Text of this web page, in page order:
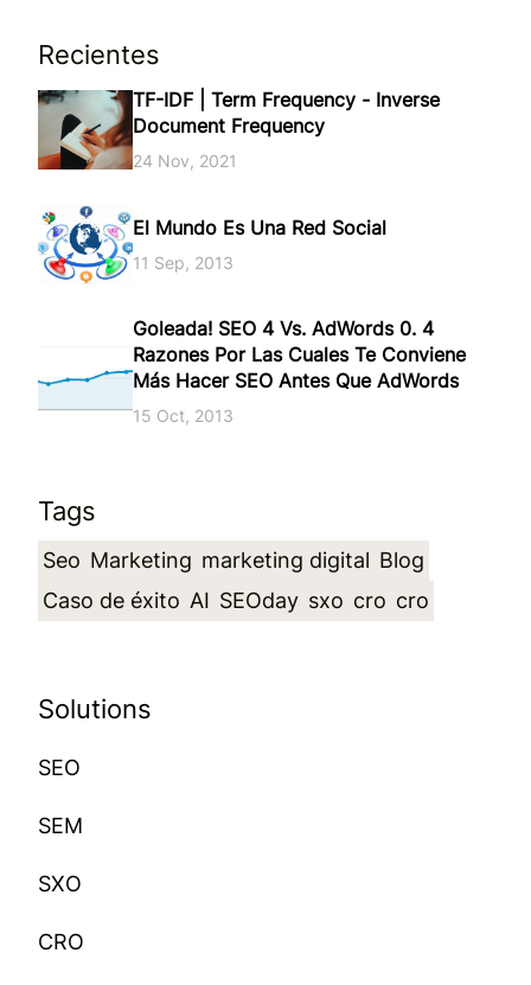
Recientes
TF-IDF | Term Frequency - Inverse
Document Frequency
24 Nov, 2021
El Mundo Es Una Red Social
11 Sep, 2013
Goleada! SEO 4 Vs. AdWords 0. 4
Razones Por Las Cuales Te Conviene
Más Hacer SEO Antes Que AdWords
15 Oct, 2013
Tags
Seo Marketing marketing digital Blog
Caso de éxito AI SEOday sxo cro cro
Solutions
SEO
SEM
SXO
CRO